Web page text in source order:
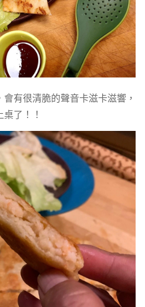
有很清脆的聲音卡滋卡滋響，
了！！